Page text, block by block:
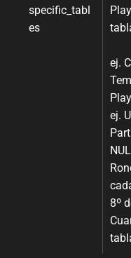
specific_tabl
es
ej.
ej.
8º